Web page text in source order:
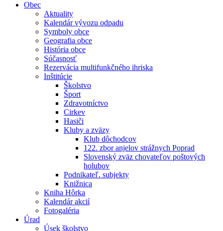
Obec
Aktuality
Kalendár vývozu odpadu
Symboly obce
Geografia obce
História obce
Súčasnosť
Rezervácia multifunkčného ihriska
Inštitúcie
Školstvo
Šport
Zdravotníctvo
Cirkev
Hasiči
Kluby a zväzy
Klub dôchodcov
122. zbor anjelov strážnych Poprad
Slovenský zväz chovateľov poštových
holubov
Podnikateľ. subjekty
Knižnica
Kniha Hôrka
Kalendár akcií
Fotogaléria
Úrad
Úsek školstvo